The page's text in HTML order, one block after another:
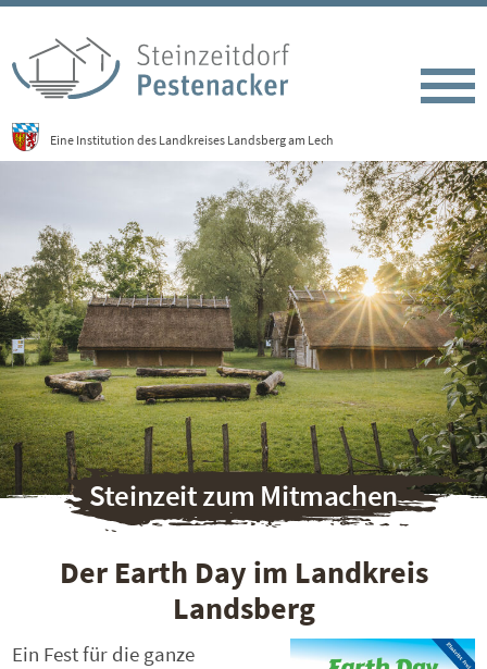
Eine Institution des Landkreises Landsberg am Lech
Steinzeit zum Mitmachen
Der Earth Day im Landkreis
Landsberg
Ein Fest für die ganze